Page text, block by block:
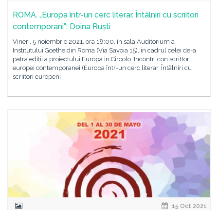
ROMA. „Europa într-un cerc literar. Întâlniri cu scriitori
contemporani”: Doina Ruști
Vineri, 5 noiembrie 2021, ora 18:00, în sala Auditorium a
Institutului Goethe din Roma (Via Savoia 15), în cadrul celei de-a
patra ediții a proiectului Europa in Circolo. Incontri con scrittori
europei contemporanei (Europa într-un cerc literar. Întâlniri cu
scriitori europeni
15 Oct 2021